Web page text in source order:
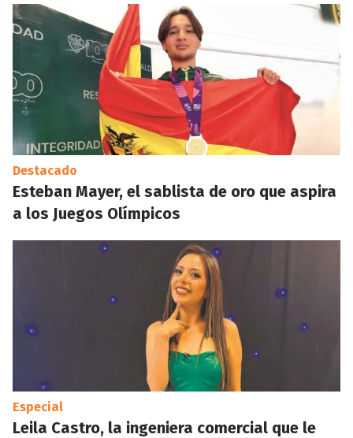
Destacado
Esteban Mayer, el sablista de oro que aspira
a los Juegos Olímpicos
Especial
Leila Castro, la ingeniera comercial que le